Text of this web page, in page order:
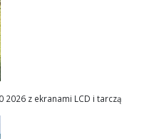
2026 z ekranami LCD i tarczą